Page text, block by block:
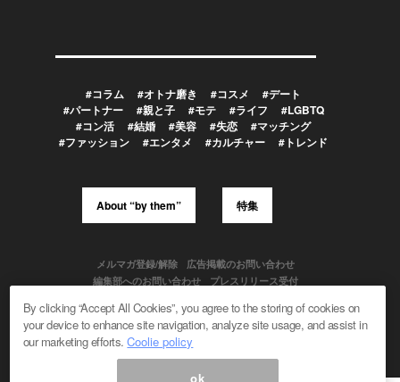
#コラム #オトナ磨き #コスメ
#デート
#パートナー
#親と子 #モテ #ライフ
#LGBTQ
#コン活
#結婚 #美容 #失恋
#マッチング
#ファッション
#エンタメ #カルチャー #トレンド
About “by them” 特集
メルマガ登録/解除
広告掲載のお問い合わせ
編集部へのお問い合わせ
プレスリリース受付
Powered by
By clicking “Accept All Cookies”, you agree to the storing of cookies on
your device to enhance site navigation, analyze site usage, and assist in
our marketing efforts.Coolie policy
ok